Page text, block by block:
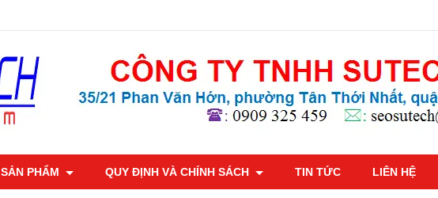
SẢN PHẨM QUY ĐỊNH VÀ CHÍNH SÁCH TIN TỨC LIÊN HỆ